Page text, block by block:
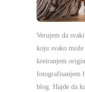
Verujem da
koju svako
kreiranjem
fotografisanjem
blog. Hajde da